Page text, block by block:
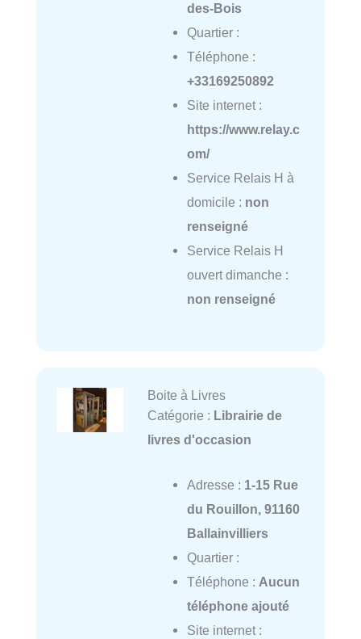
des-Bois
Quartier :
Téléphone :
+33169250892
Site internet :
https://www.relay.c
om/
Service Relais H à
domicile : non
renseigné
Service Relais H
ouvert dimanche :
non renseigné
Boite à Livres
Catégorie : Librairie de
livres d'occasion
Adresse : 1-15 Rue
du Rouillon, 91160
Ballainvilliers
Quartier :
Téléphone : Aucun
téléphone ajouté
Site internet :